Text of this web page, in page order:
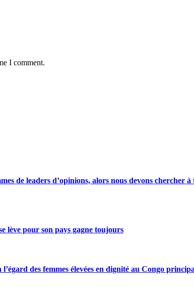
I comment.
de leaders d’opinions, alors nous devons
lève pour son pays gagne toujours
des femmes élevées en dignité au Congo